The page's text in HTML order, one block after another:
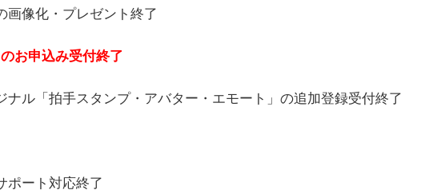
画像化・プレゼント終了
お申込み受付終了
ル「拍手スタンプ・アバター・エモート」の追加登録受付終了
ポート対応終了